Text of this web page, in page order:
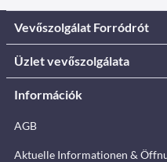
Vevőszolgálat Forródrót
Üzlet vevőszolgálata
Információk
AGB
Aktuelle Informationen &